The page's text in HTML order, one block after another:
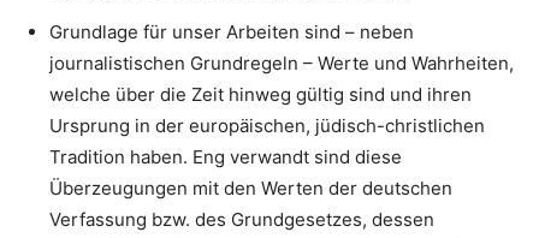
Grundlage für unser Arbeiten sind – neben
journalistischen Grundregeln – Werte und Wahrheiten,
welche über die Zeit hinweg gültig sind und ihren
Ursprung in der europäischen, jüdisch-christlichen
Tradition haben. Eng verwandt sind diese
Überzeugungen mit den Werten der deutschen
Verfassung bzw. des Grundgesetzes, dessen